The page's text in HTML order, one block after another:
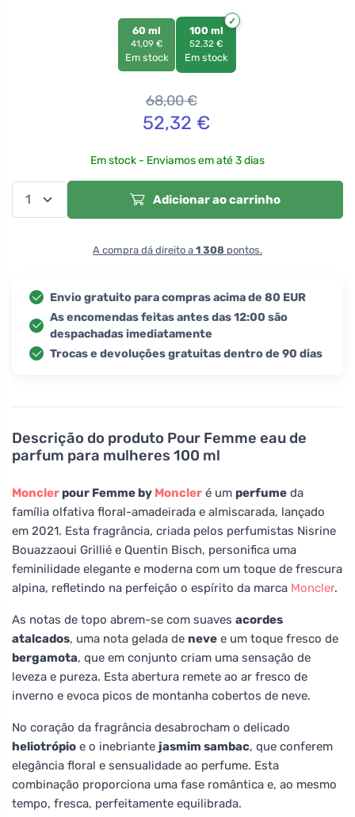
Descrição do produto Pour Femme eau de
parfum para mulheres 100 ml
Moncler pour Femme by Moncler é um perfume da
família olfativa floral-amadeirada e almiscarada, lançado
em 2021. Esta fragrância, criada pelos perfumistas Nisrine
Bouazzaoui Grillié e Quentin Bisch, personifica uma
feminilidade elegante e moderna com um toque de frescura
alpina, refletindo na perfeição o espírito da marca Moncler.
As notas de topo abrem-se com suaves acordes
atalcados, uma nota gelada de neve e um toque fresco de
bergamota, que em conjunto criam uma sensação de
leveza e pureza. Esta abertura remete ao ar fresco de
inverno e evoca picos de montanha cobertos de neve.
No coração da fragrância desabrocham o delicado
heliotrópio e o inebriante jasmim sambac, que conferem
elegância floral e sensualidade ao perfume. Esta
combinação proporciona uma fase romântica e, ao mesmo
tempo, fresca, perfeitamente equilibrada.
60 ml
41,09 €
Em stock
100 ml
52,32 €
Em stock
68,00€
52,32 €
Em stock - Enviamos em até 3 dias
Adicionar ao carrinho
A compra dá direito a 1 308 pontos.
Envio gratuito para compras acima de 80 EUR
As encomendas feitas antes das 12:00 são
despachadas imediatamente
Trocas e devoluções gratuitas dentro de 90 dias